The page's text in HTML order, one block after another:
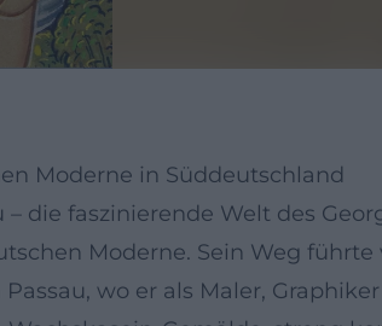
Moderne in Süddeutschland
die faszinierende Welt des
Moderne. Sein Weg
wo er als Maler,